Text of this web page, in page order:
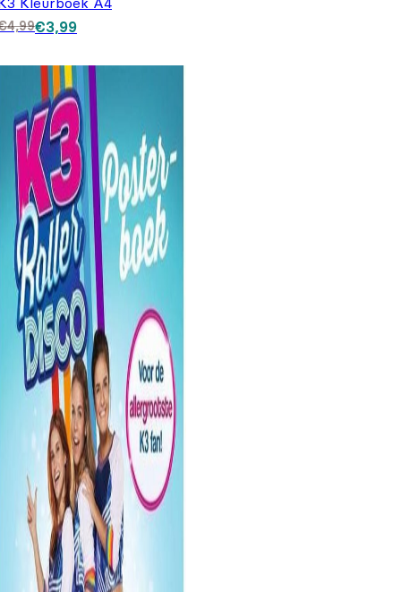
4,99 prijs was: €4,99.
€3,99prijs is: €3,99.